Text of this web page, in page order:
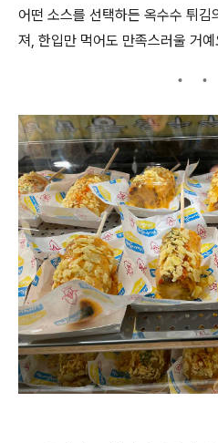
어떤 소스를 선택하든 옥수수 튀김
져, 한입만 먹어도 만족스러울 거예